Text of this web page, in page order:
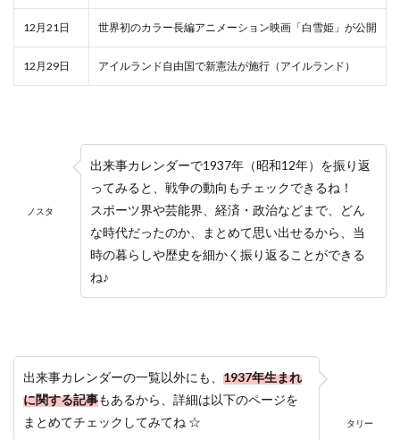
12月21日 世界初のカラー長編アニメーション映画「白雪姫」が公開
12月29日 アイルランド自由国で新憲法が施行（アイルランド）
ノスタ
出来事カレンダーで1937年（昭和12年）を振り返
ってみると、戦争の動向もチェックできるね！
スポーツ界や芸能界、経済・政治などまで、どん
な時代だったのか、まとめて思い出せるから、当
時の暮らしや歴史を細かく振り返ることができる
ね♪
タリー
出来事カレンダーの一覧以外にも、 1937年生まれ
に関する記事もあるから、詳細は以下のページを
まとめてチェックしてみてね ☆